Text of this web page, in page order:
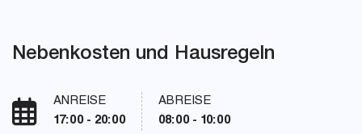
Nebenkosten und Hausregeln
ANREISE
17:00 - 20:00
ABREISE
08:00 - 10:00